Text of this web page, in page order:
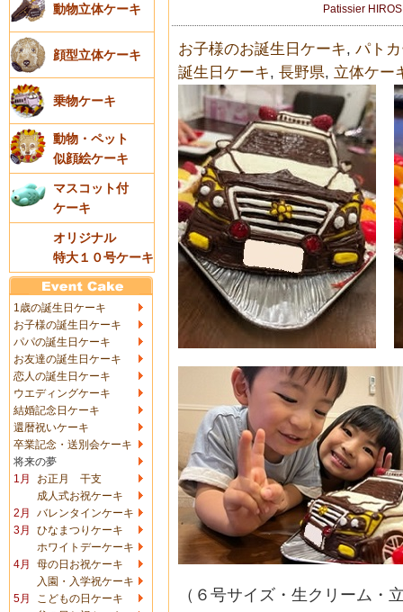
動物立体ケーキ
顔型立体ケーキ
乗物ケーキ
動物・ペット
似顔絵ケーキ
マスコット付
ケーキ
オリジナル
特大１０号ケーキ
1歳の誕生日ケーキ
お子様の誕生日ケーキ
パパの誕生日ケーキ
お友達の誕生日ケーキ
恋人の誕生日ケーキ
ウエディングケーキ
結婚記念日ケーキ
還暦祝いケーキ
卒業記念・送別会ケーキ
将来の夢
1月
お正月 干支
成人式お祝ケーキ
2月
バレンタインケーキ
3月
ひなまつりケーキ
ホワイトデーケーキ
4月
母の日お祝ケーキ
入園・入学祝ケーキ
5月
こどもの日ケーキ
Patissier
お子様のお誕生日ケーキ, パト
誕生日ケーキ, 長野県, 立体ケー
（６号サイズ・生クリーム・